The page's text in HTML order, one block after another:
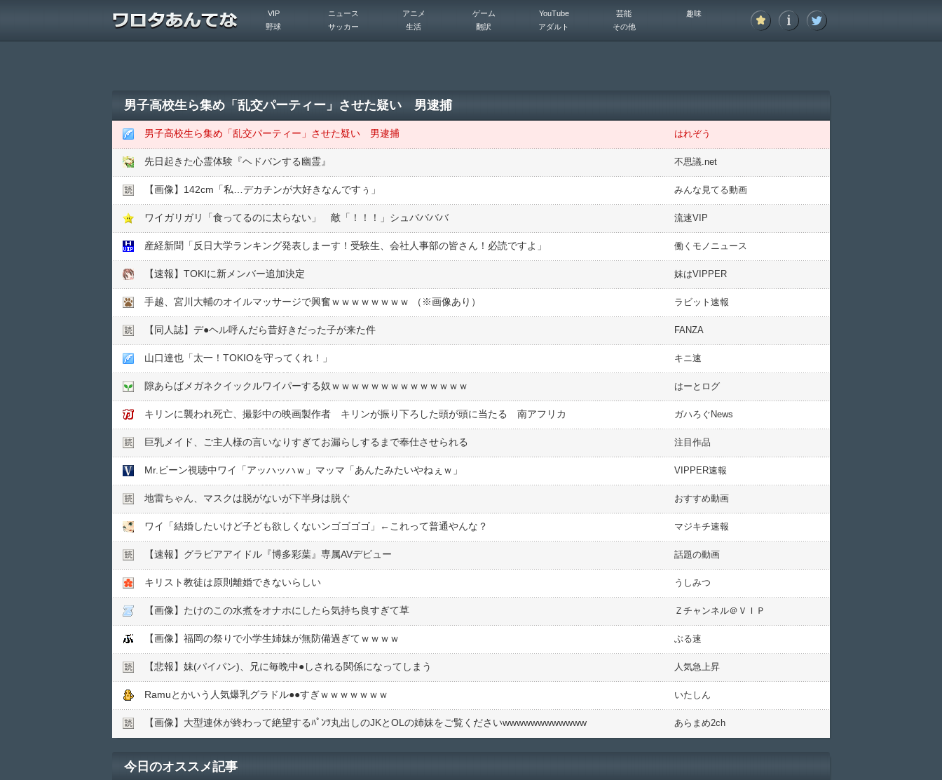
VIP ニュース アニメ ゲーム YouTube 芸能
趣味
野球
サッカー 生活 翻訳 アダルト その他
男子高校生ら集め「乱交パーティー」させた疑い 男逮捕
男子高校生ら集め「乱交パーティー」させた疑い 男逮捕 はれぞう
先日起きた心霊体験『ヘドバンする幽霊』 不思議.net
【画像】142cm「私…デカチンが大好きなんですぅ」 みんな見てる動画
ワイガリガリ「食ってるのに太らない」 敵「！！！」シュババババ 流速VIP
産経新聞「反日大学ランキング発表しまーす！受験生、会社人事部の皆さん！必読ですよ」 働くモノニュース
【速報】TOKIに新メンバー追加決定 妹はVIPPER
手越、宮川大輔のオイルマッサージで興奮ｗｗｗｗｗｗｗｗ （※画像あり） ラビット速報
【同人誌】デ●︎ヘル呼んだら昔好きだった子が来た件 FANZA
山口達也「太一！TOKIOを守ってくれ！」 キニ速
隙あらばメガネクイックルワイパーする奴ｗｗｗｗｗｗｗｗｗｗｗｗｗｗ はーとログ
キリンに襲われ死亡、撮影中の映画製作者 キリンが振り下ろした頭が頭に当たる 南アフリカ ガハろぐNews
巨乳メイド、ご主人様の言いなりすぎてお漏らしするまで奉仕させられる 注目作品
Mr.ビーン視聴中ワイ「アッハッハｗ」マッマ「あんたみたいやねぇｗ」 VIPPER速報
地雷ちゃん、マスクは脱がないが下半身は脱ぐ おすすめ動画
ワイ「結婚したいけど子ども欲しくないンゴゴゴゴ」←これって普通やんな？ マジキチ速報
【速報】グラビアアイドル『博多彩葉』専属AVデビュー 話題の動画
キリスト教徒は原則離婚できないらしい うしみつ
【画像】たけのこの水煮をオナホにしたら気持ち良すぎて草 Ｚチャンネル＠ＶＩＰ
【画像】福岡の祭りで小学生姉妹が無防備過ぎてｗｗｗｗ ぶる速
【悲報】妹(パイパン)、兄に毎晩中●︎しされる関係になってしまう 人気急上昇
Ramuとかいう人気爆乳グラドル●●すぎｗｗｗｗｗｗｗ いたしん
【画像】大型連休が終わって絶望するﾊﾟﾝﾂ丸出しのJKとOLの姉妹をご覧くださいwwwwwwwwwwww あらまめ2ch
今日のオススメ記事